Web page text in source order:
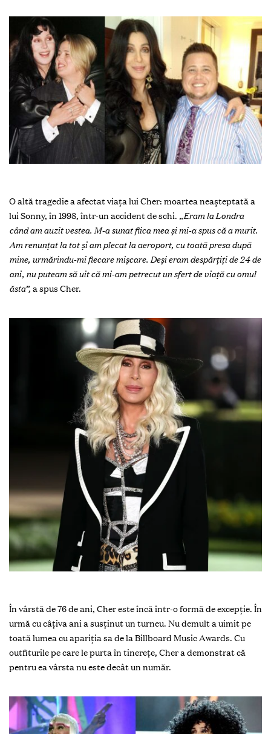
O altă tragedie a afectat viața lui Cher: moartea neașteptată a
lui Sonny, în 1998, într-un accident de schi. „Eram la Londra
când am auzit vestea. M-a sunat fiica mea și mi-a spus că a murit.
Am renunțat la tot și am plecat la aeroport, cu toată presa după
mine, urmărindu-mi fiecare mișcare. Deși eram despărțiți de 24 de
ani, nu puteam să uit că mi-am petrecut un sfert de viață cu omul
ăsta”, a spus Cher.
În vârstă de 76 de ani, Cher este încă într-o formă de excepție. În
urmă cu câțiva ani a susținut un turneu. Nu demult a uimit pe
toată lumea cu apariția sa de la Billboard Music Awards. Cu
outfiturile pe care le purta în tinerețe, Cher a demonstrat că
pentru ea vârsta nu este decât un număr.